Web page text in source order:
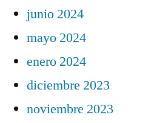
junio 2024
mayo 2024
enero 2024
diciembre 2023
noviembre 2023